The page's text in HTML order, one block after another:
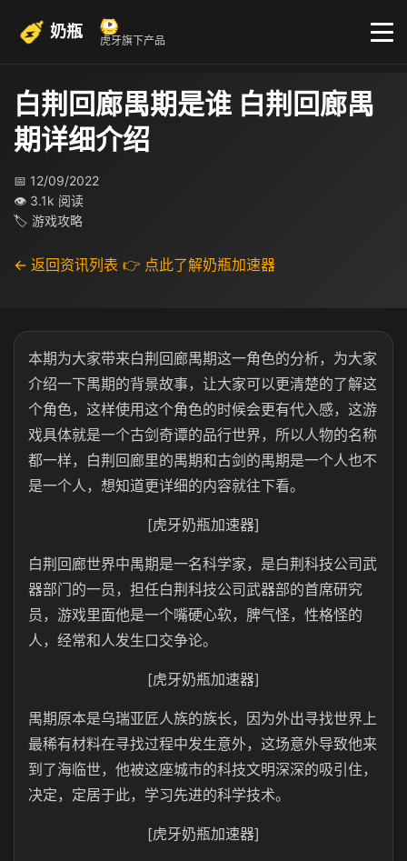
奶瓶 虎牙旗下产品
白荆回廊禺期是谁 白荆回廊禺
期详细介绍
📅 12/09/2022
👁 3.1k 阅读
🏷 游戏攻略
← 返回资讯列表 👉 点此了解奶瓶加速器
本期为大家带来白荆回廊禺期这一角色的分析，为大家
介绍一下禺期的背景故事，让大家可以更清楚的了解这
个角色，这样使用这个角色的时候会更有代入感，这游
戏具体就是一个古剑奇谭的品行世界，所以人物的名称
都一样，白荆回廊里的禺期和古剑的禺期是一个人也不
是一个人，想知道更详细的内容就往下看。
[虎牙奶瓶加速器]
白荆回廊世界中禺期是一名科学家，是白荆科技公司武
器部门的一员，担任白荆科技公司武器部的首席研究
员，游戏里面他是一个嘴硬心软，脾气怪，性格怪的
人，经常和人发生口交争论。
[虎牙奶瓶加速器]
禺期原本是乌瑞亚匠人族的族长，因为外出寻找世界上
最稀有材料在寻找过程中发生意外，这场意外导致他来
到了海临世，他被这座城市的科技文明深深的吸引住，
决定，定居于此，学习先进的科学技术。
[虎牙奶瓶加速器]